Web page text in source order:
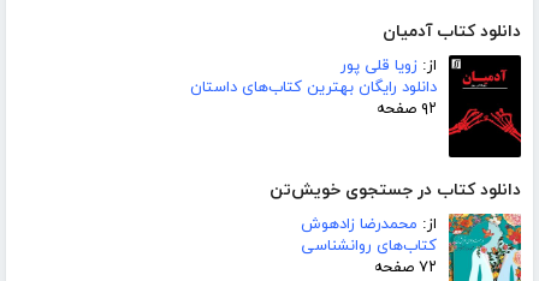
دانلود کتاب آدمیان
از: زویا قلی پور
دانلود رایگان بهترین کتاب‌های داستان
۹۲ صفحه
دانلود کتاب در جستجوی خویش‌تن
از: محمدرضا زادهوش
کتاب‌های روانشناسی
۷۲ صفحه